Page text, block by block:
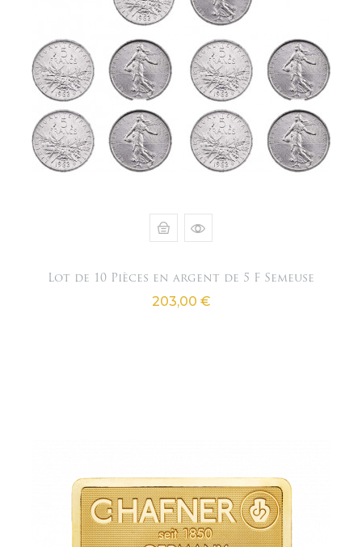
Lot de 10 Pièces en argent de 5 F Semeuse
Prix
203,00 €